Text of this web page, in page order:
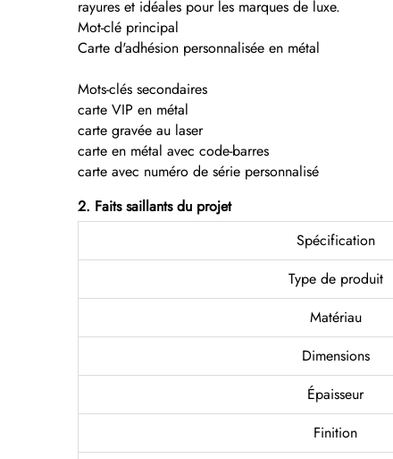
rayures et idéales pour les marques de luxe.
Mot-clé principal
Carte d'adhésion personnalisée en métal
Mots-clés secondaires
carte VIP en métal
carte gravée au laser
carte en métal avec code-barres
carte avec numéro de série personnalisé
2. Faits saillants du projet
Spécification
Type de produit
Matériau
Dimensions
Épaisseur
Finition